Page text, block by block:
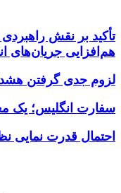
تأکید بر نقش
هم‌افزایی جریان‌های
لزوم جدی گرفتن
سفارت انگلیس؛ یک
احتمال قدرت نمایی